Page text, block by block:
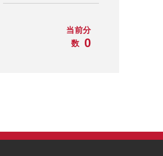
当前分
数
0